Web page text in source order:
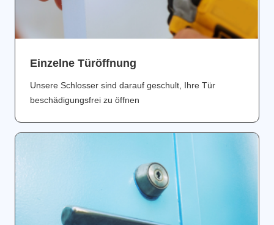
Einzelne Türöffnung
Unsere Schlosser sind darauf geschult, Ihre Tür
beschädigungsfrei zu öffnen